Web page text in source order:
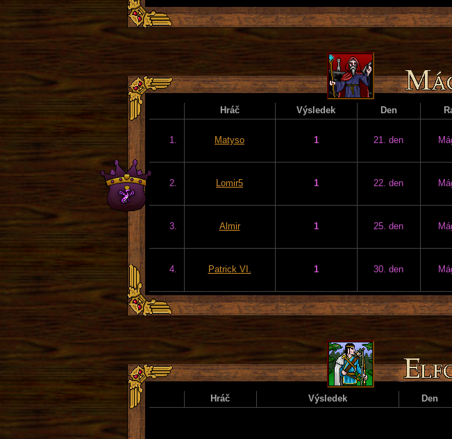
Hráč Výsledek Den
1. Matyso 1 21. den
2. Lomir5 1 22. den
3. Almir 1 25. den
4. Patrick VI. 1 30. den
Hráč Výsledek Den